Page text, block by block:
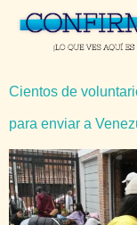
Cientos de
para enviar a